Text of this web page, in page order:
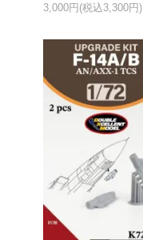
3,000円(税込3,300円)